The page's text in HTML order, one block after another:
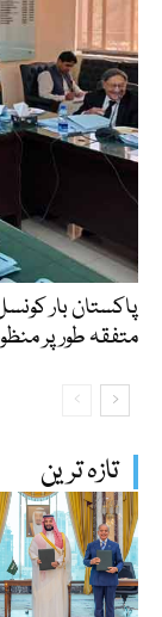
تازہ ترین
پاکستان بار
متفقہ طور پر